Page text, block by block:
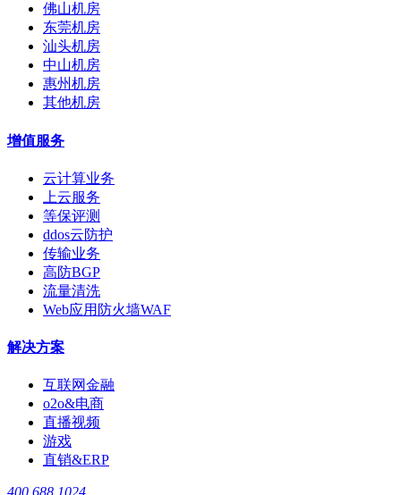
佛山机房
东莞机房
汕头机房
中山机房
惠州机房
其他机房
增值服务
云计算业务
上云服务
等保评测
ddos云防护
传输业务
高防BGP
流量清洗
Web应用防火墙WAF
解决方案
互联网金融
o2o&电商
直播视频
游戏
直销&ERP